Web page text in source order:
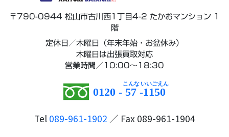
〒790-0944 松山市古川西1丁目4-2 たかおマンション 1
階
定休日／木曜日（年末年始・お盆休み）
木曜日は出張買取対応
営業時間／10:00～18:30
0120 - 57 -1150
Tel 089-961-1902 ／ Fax 089-961-1904